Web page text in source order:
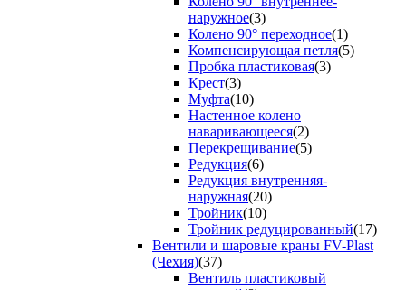
наружное(3)
Колено 90° переходное(1)
Компенсирующая петля(5)
Пробка пластиковая(3)
Крест(3)
Муфта(10)
Настенное колено
наваривающееся(2)
Перекрещивание(5)
Редукция(6)
Редукция внутренняя-
наружная(20)
Тройник(10)
Тройник редуцированный(17)
Вентили и шаровые краны FV-Plast
(Чехия)(37)
Вентиль пластиковый